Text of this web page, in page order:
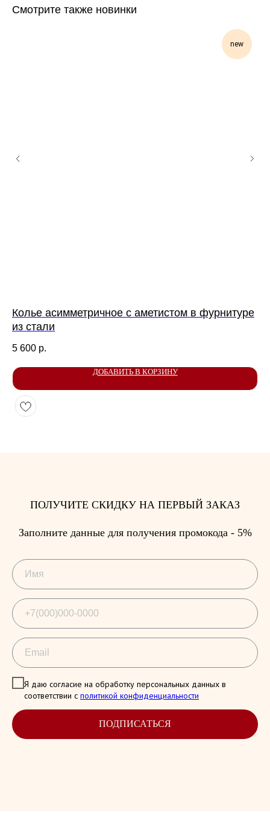
Смотрите также новинки
new
Колье асимметричное с аметистом в фурнитуре
из стали
5 600 р.
ДОБАВИТЬ В КОРЗИНУ
ПОЛУЧИТЕ СКИДКУ НА ПЕРВЫЙ ЗАКАЗ
Заполните данные для получения промокода - 5%
Я даю согласие на обработку персональных данных в
соответствии с политикой конфиденциальности
ПОДПИСАТЬСЯ
Я ВСЕГДА РАДА ВАШИМ ВОПРОСАМ И
ЛЮБЫМ УДОБНЫМ СПОСОБОМ
КОНТАКТЫ